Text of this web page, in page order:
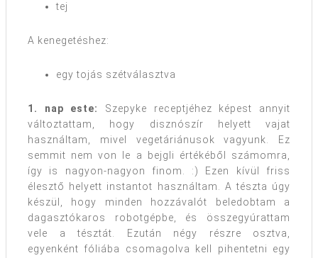
tej
A kenegetéshez:
egy tojás szétválasztva
1. nap este:
Szepyke receptjéhez képest annyit
változtattam, hogy disznószír helyett vajat
használtam, mivel vegetáriánusok vagyunk. Ez
semmit nem von le a bejgli értékéből számomra,
így is nagyon-nagyon finom. :) Ezen kívül friss
élesztő helyett instantot használtam. A tészta úgy
készül, hogy minden hozzávalót beledobtam a
dagasztókaros robotgépbe, és összegyúrattam
vele a tésztát. Ezután négy részre osztva,
egyenként fóliába csomagolva kell pihentetni egy